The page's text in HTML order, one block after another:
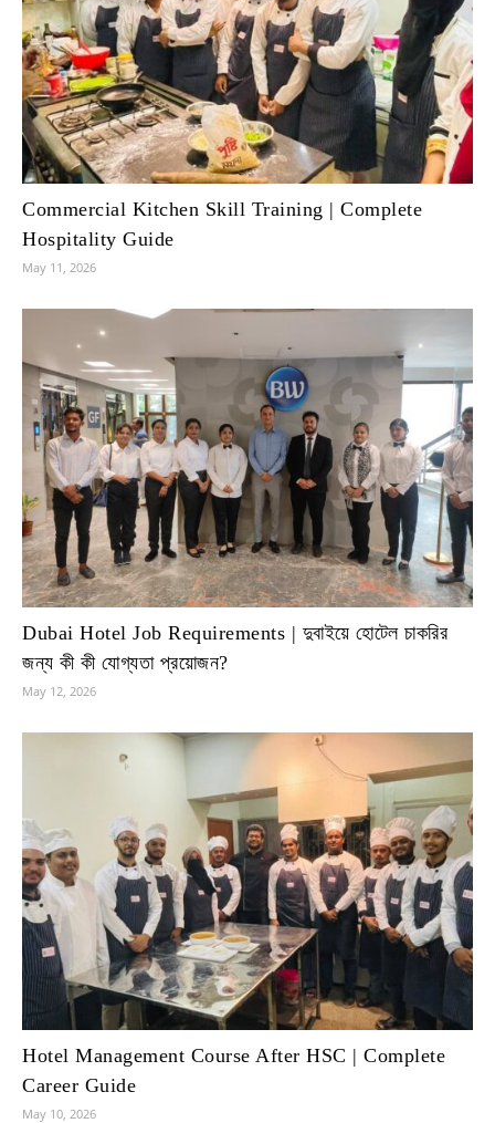
Commercial Kitchen Skill Training | Complete
Hospitality Guide
May 11, 2026
Dubai Hotel Job Requirements | দুবাইয়ে হোটেল চাকরির
জন্য কী কী যোগ্যতা প্রয়োজন?
May 12, 2026
Hotel Management Course After HSC | Complete
Career Guide
May 10, 2026